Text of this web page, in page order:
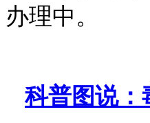
办理中。
科普图说：